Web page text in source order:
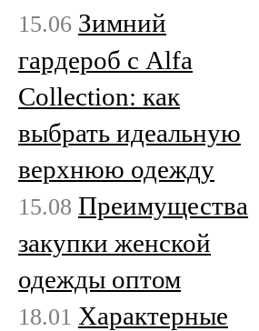
15.06 Зимний
гардероб с Alfa
Collection: как
выбрать идеальную
верхнюю одежду
15.08 Преимущества
закупки женской
одежды оптом
18.01 Характерные